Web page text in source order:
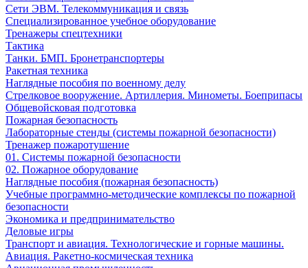
Сети ЭВМ. Телекоммуникация и связь
Специализированное учебное оборудование
Тренажеры спецтехники
Тактика
Танки. БМП. Бронетранспортеры
Ракетная техника
Наглядные пособия по военному делу
Стрелковое вооружение. Артиллерия. Минометы. Боеприпасы
Общевойсковая подготовка
Пожарная безопасность
Лабораторные стенды (системы пожарной безопасности)
Тренажер пожаротушение
01. Системы пожарной безопасности
02. Пожарное оборудование
Наглядные пособия (пожарная безопасность)
Учебные программно-методические комплексы по пожарной
безопасности
Экономика и предпринимательство
Деловые игры
Транспорт и авиация. Технологические и горные машины.
Авиация. Ракетно-космическая техника